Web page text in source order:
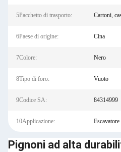
5Pacchetto di trasporto: Cartoni,
6Paese di origine: Cina
7Colore: Nero
8Tipo di foro: Vuoto
9Codice SA: 84314999
10Applicazione: Escavatore
Pignoni ad alta